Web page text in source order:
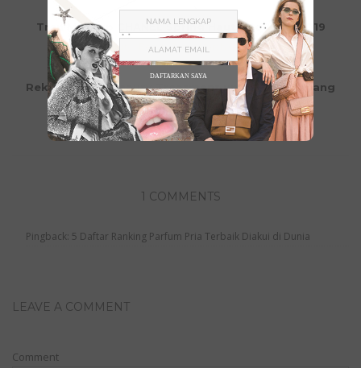
Tren Makeup CHANEL Spring Haute Couture 2019
Beauty Beauty Tips March 09, 2019
Rekomendasi Beauty Treatment untuk Wanita yang
Sibuk
Beauty, Beauty Tips March 08, 2019
1 COMMENTS
Pingback: 5 Daftar Ranking Parfum Pria Terbaik Diakui di Dunia
LEAVE A COMMENT
Comment
DAFTARKAN SAYA